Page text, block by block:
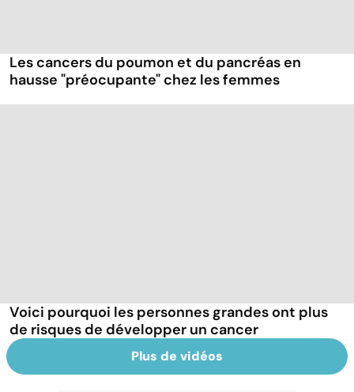
Les cancers du poumon et du pancréas en
hausse "préocupante" chez les femmes
Voici pourquoi les personnes grandes ont plus
de risques de développer un cancer
Plus de vidéos